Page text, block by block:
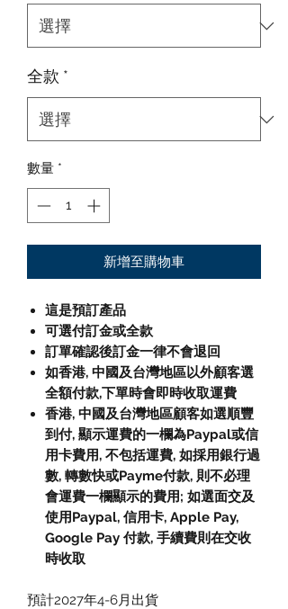
全款 *
數量 *
新增至購物車
這是預訂產品
可選付訂金或全款
訂單確認後訂金一律不會退回
如香港, 中國及台灣地區以外顧客選
全額付款,下單時會即時收取運費
香港, 中國及台灣地區顧客如選順豐
到付, 顯示運費的一欄為Paypal或信
用卡費用, 不包括運費, 如採用銀行過
數, 轉數快或Payme付款, 則不必理
會運費一欄顯示的費用; 如選面交及
使用Paypal, 信用卡, Apple Pay,
Google Pay 付款, 手續費則在交收
時收取
預計2027年4-6月出貨